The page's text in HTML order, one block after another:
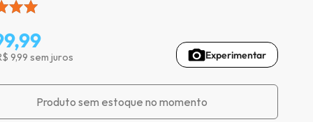
Dicas de lentes
9,99 sem juros Experimentar
Produto sem estoque no momento